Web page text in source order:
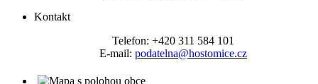
Kontakt
Telefon: +420 311 584 101
E-mail: podatelna@hostomice.cz